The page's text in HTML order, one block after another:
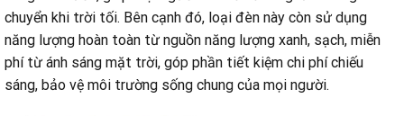
chuyển khi trời tối. Bên cạnh đó, loại đèn này còn sử dụng
năng lượng hoàn toàn từ nguồn năng lượng xanh, sạch, miễn
phí từ ánh sáng mặt trời, góp phần tiết kiệm chi phí chiếu
sáng, bảo vệ môi trường sống chung của mọi người.